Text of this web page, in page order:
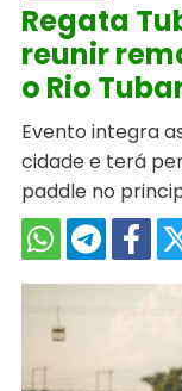
Regata
reunir
o Rio
Evento integra
cidade e terá
paddle no